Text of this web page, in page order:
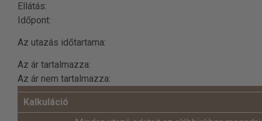
Ellátás:
Időpont:
Az utazás időtartama:
Az ár tartalmazza:
Az ár nem tartalmazza:
Kalkuláció